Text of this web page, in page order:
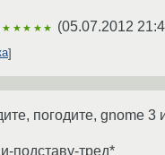
★★★★★ (05.07.2012
погодите, gnome
подставу-тред*